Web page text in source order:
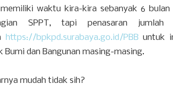
waktu kira-kira sebanyak 6 bulan
SPPT, tapi penasaran jumlah
https://bpkpd.surabaya.go.id/PBB untuk
Bumi dan Bangunan masing-masing.
mudah tidak sih?